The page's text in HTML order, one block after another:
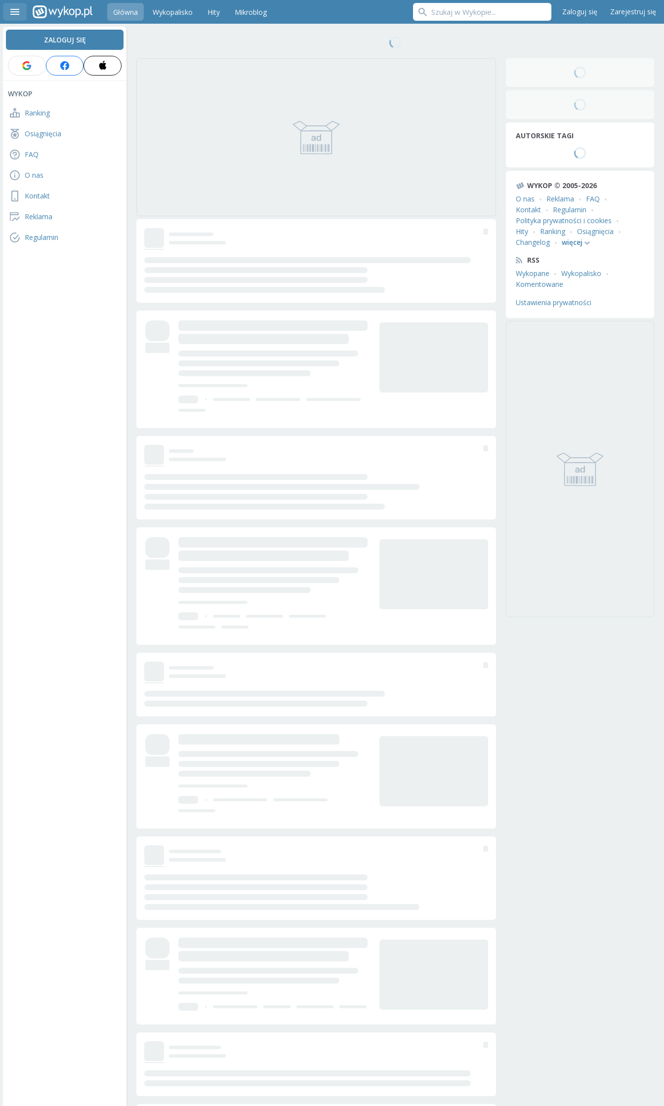
Główna Wykopalisko Hity Mikroblog Zaloguj się Zarejestruj się
ZALOGUJ SIĘ
WYKOP
Ranking
Osiągnięcia
FAQ
O nas
Kontakt
Reklama
Regulamin
AUTORSKIE TAGI
WYKOP © 2005-2026
O nas
Reklama
FAQ
Kontakt
Regulamin
Polityka prywatności i cookies
Hity
Ranking
Osiągnięcia
Changelog
więcej
RSS
Wykopane
Wykopalisko
Komentowane
Ustawienia prywatności